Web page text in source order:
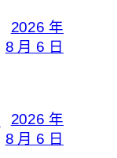
2026 年
8 月 6 日
2026 年
8 月 6 日